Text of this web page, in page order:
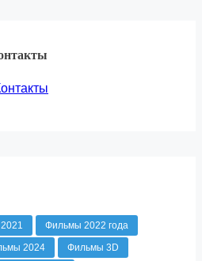
Фильмы 2022 года
2024
Фильмы 3D